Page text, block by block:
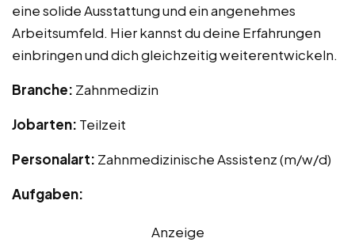
eine solide Ausstattung und ein angenehmes
Arbeitsumfeld. Hier kannst du deine Erfahrungen
einbringen und dich gleichzeitig weiterentwickeln.
Branche: Zahnmedizin
Jobarten: Teilzeit
Personalart: Zahnmedizinische Assistenz (m/w/d)
Aufgaben:
Anzeige